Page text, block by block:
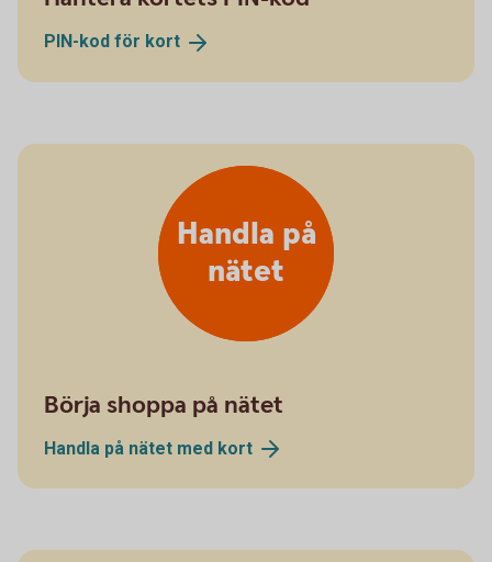
PIN-kod för kort
Handla på
nätet
Börja shoppa på nätet
Handla på nätet med kort